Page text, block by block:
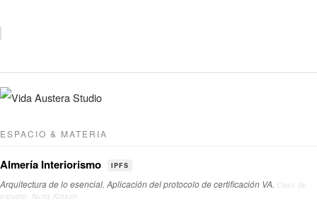
ESPACIO & MATERIA
Almería Interiorismo IPFS
Arquitectura de lo esencial. Aplicación del protocolo de certificación VA. Caso de
estudio: Nuria Kinson.